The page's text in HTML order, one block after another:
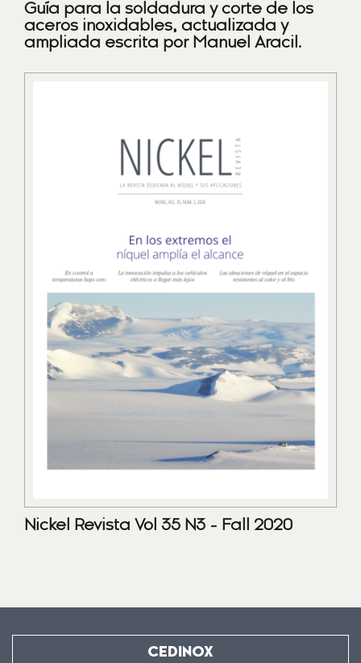
Guía para la soldadura y corte de los
aceros inoxidables, actualizada y
ampliada escrita por Manuel Aracil.
Nickel Revista Vol 35 N3 - Fall 2020
CEDINOX